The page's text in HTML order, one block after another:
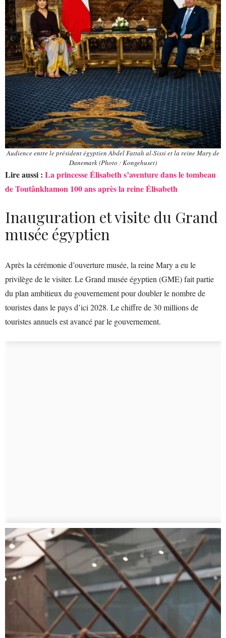
Audience entre le président égyptien Abdel Fattah al-Sissi et la reine Mary de
Danemark (Photo : Kongehuset)
Lire aussi : La princesse Élisabeth s’aventure dans le tombeau
de Toutânkhamon 100 ans après la reine Élisabeth
Inauguration et visite du Grand
musée égyptien
Après la cérémonie d’ouverture musée, la reine Mary a eu le
privilège de le visiter. Le Grand musée égyptien (GME) fait partie
du plan ambitieux du gouvernement pour doubler le nombre de
touristes dans le pays d’ici 2028. Le chiffre de 30 millions de
touristes annuels est avancé par le gouvernement.